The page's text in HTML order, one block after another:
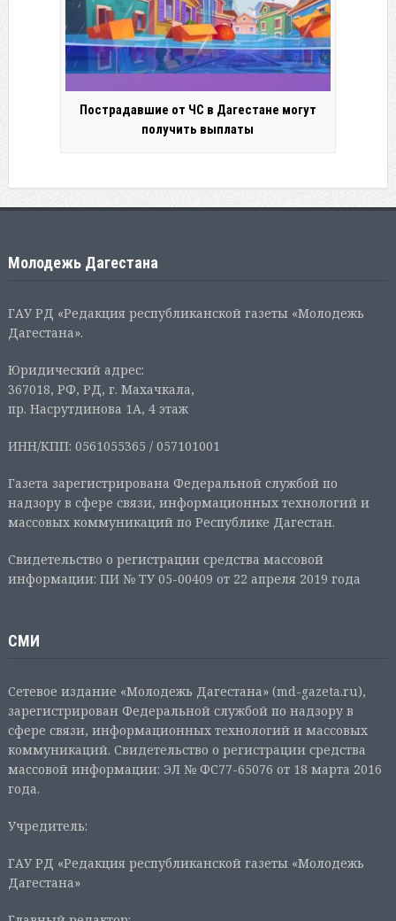
Пострадавшие от ЧС в Дагестане могут
получить выплаты
Молодежь Дагестана
ГАУ РД «Редакция республиканской газеты «Молодежь
Дагестана».
Юридический адрес:
367018, РФ, РД, г. Махачкала,
пр. Насрутдинова 1А, 4 этаж
ИНН/КПП: 0561055365 / 057101001
Газета зарегистрирована Федеральной службой по
надзору в сфере связи, информационных технологий и
массовых коммуникаций по Республике Дагестан.
Свидетельство о регистрации средства массовой
информации: ПИ № ТУ 05-00409 от 22 апреля 2019 года
СМИ
Сетевое издание «Молодежь Дагестана» (md-gazeta.ru),
зарегистрирован Федеральной службой по надзору в
сфере связи, информационных технологий и массовых
коммуникаций. Свидетельство о регистрации средства
массовой информации: ЭЛ № ФС77-65076 от 18 марта 2016
года.
Учредитель:
ГАУ РД «Редакция республиканской газеты «Молодежь
Дагестана»